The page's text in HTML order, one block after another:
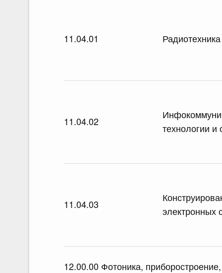
11.04.01 Радиотехника
11.04.02
технологии и
11.04.03
электронных
12.00.00 Фотоника,